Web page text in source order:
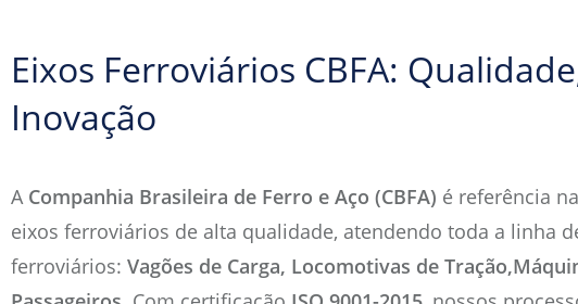
Eixos Ferroviários CBFA:
Inovação
A Companhia Brasileira de Ferro e Aço (CBFA) é referência
eixos ferroviários de alta qualidade, atendendo toda a linha
ferroviários: Vagões de Carga, Locomotivas de